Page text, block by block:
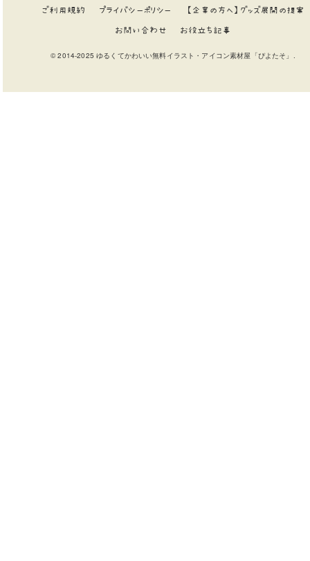
ご利用規約 プライバシーポリシー 【企業の方へ】グッズ展開の提案
お問い合わせ お役立ち記事
© 2014-2025 ゆるくてかわいい無料イラスト・アイコン素材屋「ぴよたそ」.